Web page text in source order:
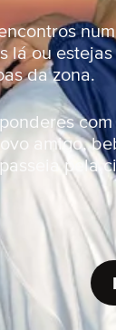
lá ou
da zona.
amigo,
pela